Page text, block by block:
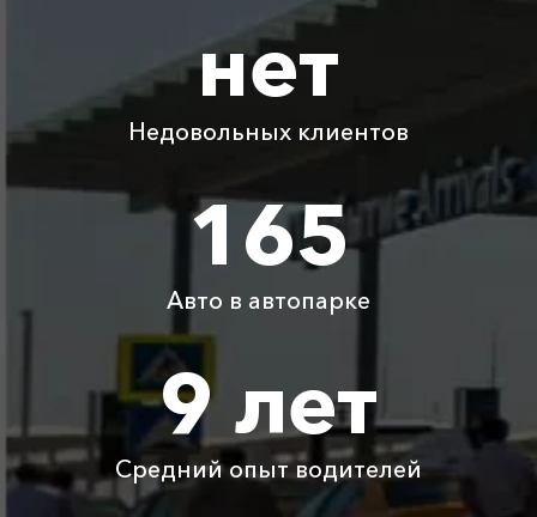
Виноградный
Адлер ⇆ Небуг 3000 ₽
17900 ₽
Бесплатно
Бесплатно Бесплатно Бесплатно
Аренда автомобиля
нет
Недовольных клиентов
165
Авто в автопарке
9 лет
Средний опыт водителей